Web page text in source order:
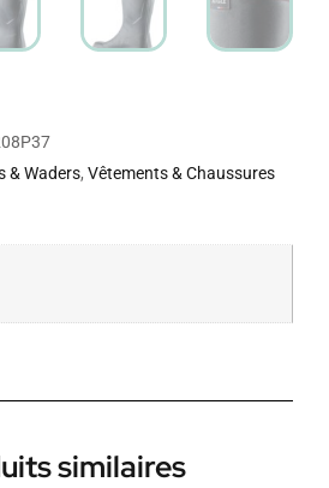
& Waders, Vêtements & Chaussures
similaires